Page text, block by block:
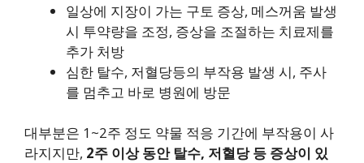
일상에 지장이 가는 구토 증상, 메스꺼움 발생
시 투약량을 조정, 증상을 조절하는 치료제를
추가 처방
심한 탈수, 저혈당등의 부작용 발생 시, 주사
를 멈추고 바로 병원에 방문
대부분은 1~2주 정도 약물 적응 기간에 부작용이 사
라지지만, 2주 이상 동안 탈수, 저혈당 등 증상이 있